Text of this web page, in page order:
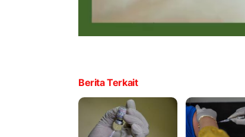
Berita Terkait